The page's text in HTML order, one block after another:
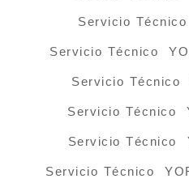
Servicio
Servicio Técnico
Servicio Técnico
Servicio Técnico
Servicio Técnico
Servicio Técnico